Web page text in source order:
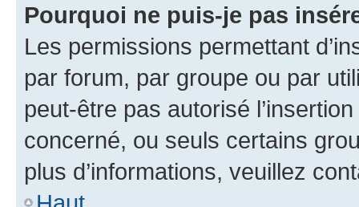
Pourquoi ne puis-je pas
Les permissions permettant
par forum, par groupe ou par
peut-être pas autorisé
concerné, ou seuls certains
plus d’informations, veuillez